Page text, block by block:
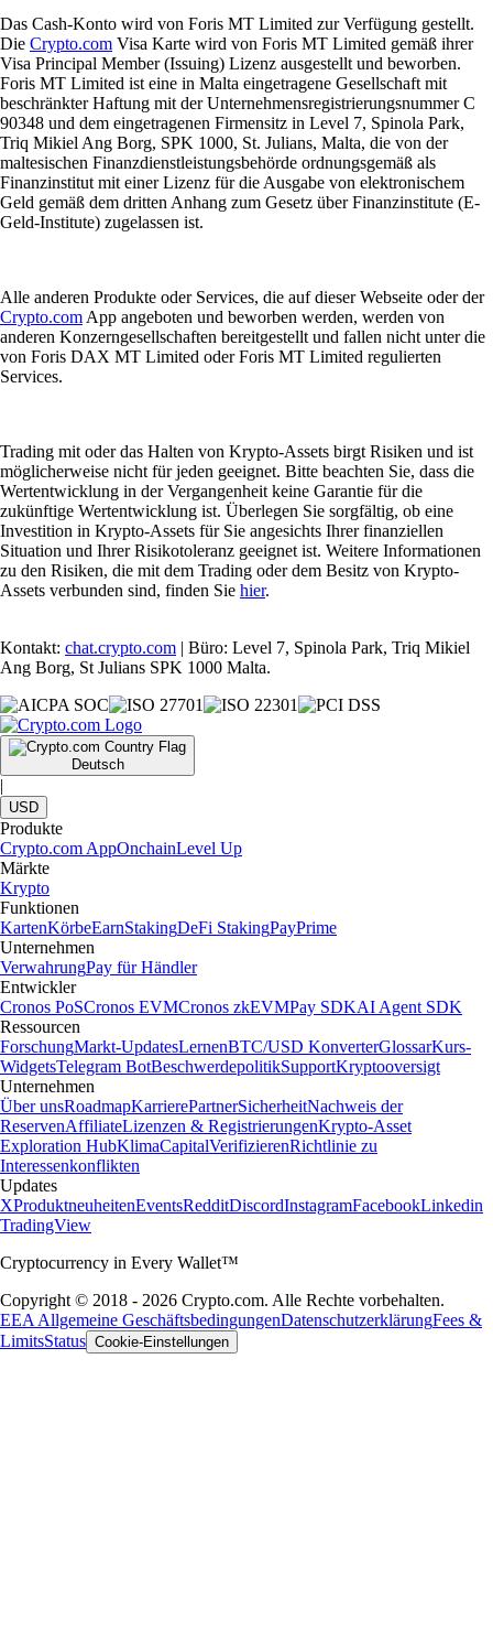
Das Cash-Konto wird von Foris MT Limited zur Verfügung gestellt.
Die Crypto.com Visa Karte wird von Foris MT Limited gemäß ihrer
Visa Principal Member (Issuing) Lizenz ausgestellt und beworben.
Foris MT Limited ist eine in Malta eingetragene Gesellschaft mit
beschränkter Haftung mit der Unternehmensregistrierungsnummer C
90348 und dem eingetragenen Firmensitz in Level 7, Spinola Park,
Triq Mikiel Ang Borg, SPK 1000, St. Julians, Malta, die von der
maltesischen Finanzdienstleistungsbehörde ordnungsgemäß als
Finanzinstitut mit einer Lizenz für die Ausgabe von elektronischem
Geld gemäß dem dritten Anhang zum Gesetz über Finanzinstitute (E-
Geld-Institute) zugelassen ist.
Alle anderen Produkte oder Services, die auf dieser Webseite oder der
Crypto.com App angeboten und beworben werden, werden von
anderen Konzerngesellschaften bereitgestellt und fallen nicht unter die
von Foris DAX MT Limited oder Foris MT Limited regulierten
Services.
Trading mit oder das Halten von Krypto-Assets birgt Risiken und ist
möglicherweise nicht für jeden geeignet. Bitte beachten Sie, dass die
Wertentwicklung in der Vergangenheit keine Garantie für die
zukünftige Wertentwicklung ist. Überlegen Sie sorgfältig, ob eine
Investition in Krypto-Assets für Sie angesichts Ihrer finanziellen
Situation und Ihrer Risikotoleranz geeignet ist. Weitere Informationen
zu den Risiken, die mit dem Trading oder dem Besitz von Krypto-
Assets verbunden sind, finden Sie hier.
Kontakt: chat.crypto.com | Büro: Level 7, Spinola Park, Triq Mikiel
Ang Borg, St Julians SPK 1000 Malta.
Deutsch
|
USD
Produkte
Crypto.com AppOnchainLevel Up
Märkte
Krypto
Funktionen
KartenKörbeEarnStakingDeFi StakingPayPrime
Unternehmen
VerwahrungPay für Händler
Entwickler
Cronos PoSCronos EVMCronos zkEVMPay SDKAI Agent SDK
Ressourcen
ForschungMarkt-UpdatesLernenBTC/USD KonverterGlossarKurs-
WidgetsTelegram BotBeschwerdepolitikSupportKryptooversigt
Unternehmen
Über unsRoadmapKarrierePartnerSicherheitNachweis der
ReservenAffiliateLizenzen & RegistrierungenKrypto-Asset
Exploration HubKlimaCapitalVerifizierenRichtlinie zu
Interessenkonflikten
Updates
XProduktneuheitenEventsRedditDiscordInstagramFacebookLinkedin
TradingView
Cryptocurrency in Every Wallet™
Copyright © 2018 - 2026 Crypto.com. Alle Rechte vorbehalten.
EEA Allgemeine GeschäftsbedingungenDatenschutzerklärungFees &
LimitsStatus Cookie-Einstellungen